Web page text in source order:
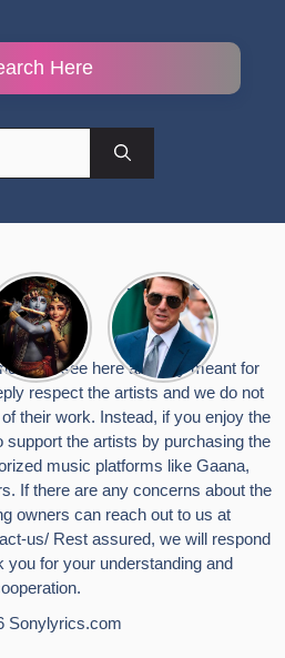
Here
Radha
Krishna
Songs to
Celebrate
टॉम क्रूज ने
फिर उठाया जान
का खतरा, प्लेन
से लटककर
किया स्टंट,
वायरल हुईं
तस्वीरें
you see here are only meant for
respect the artists and we do not
their work. Instead, if you enjoy the
the artists by purchasing the
music platforms like Gaana,
If there are any concerns about the
owners can reach out to us at
us/Rest assured, we will respond
you for your understanding and
Sonylyrics.com